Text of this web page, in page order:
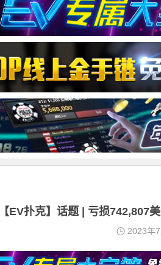
【EV扑克】话题 | 亏损742,807
2023年7